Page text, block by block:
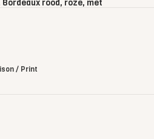
rood, roze, met
blauw
/ Print